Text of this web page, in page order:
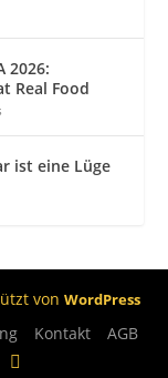
2026:
Real Food
ist eine Lüge
von WordPress
Kontakt AGB